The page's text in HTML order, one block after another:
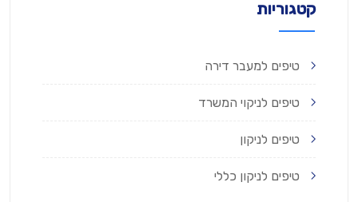
קטגוריות
טיפים למעבר דירה
טיפים לניקוי המשרד
טיפים לניקון
טיפים לניקון כללי